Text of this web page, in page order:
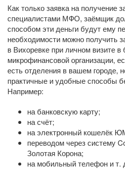
Как только заявка на получение
специалистами МФО, заёмщик
способом эти деньги будут ему
необходимости можно получить
в Вихоревке при личном визите
микрофинансовой организации,
есть отделения в вашем городе,
практичные и удобные способы
Например:
на банковскую карту;
на счёт;
на электронный кошелёк
переводом через систему
Золотая Корона;
на мобильный телефон и т.